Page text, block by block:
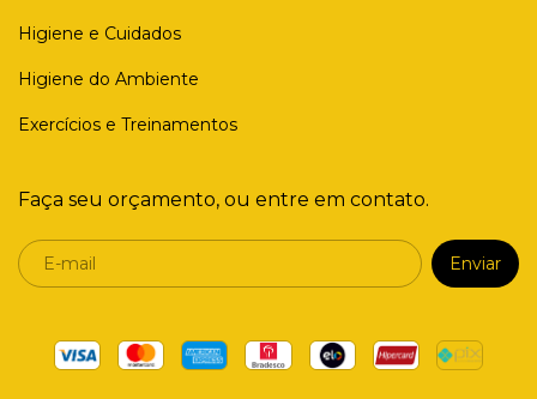
Higiene e Cuidados
Higiene do Ambiente
Exercícios e Treinamentos
Faça seu orçamento, ou entre em contato.